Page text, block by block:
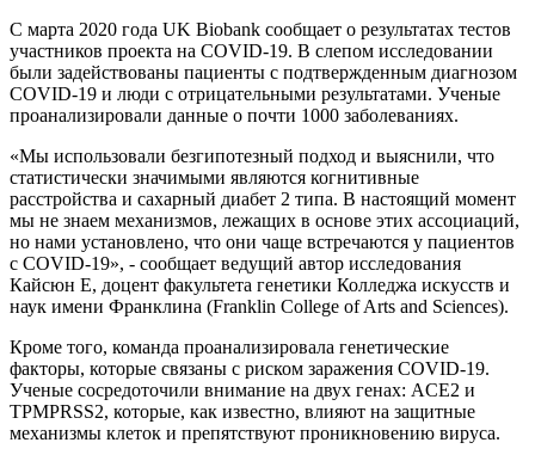
С марта 2020 года UK Biobank сообщает о результатах тестов
участников проекта на COVID-19. В слепом исследовании
были задействованы пациенты с подтвержденным диагнозом
COVID-19 и люди с отрицательными результатами. Ученые
проанализировали данные о почти 1000 заболеваниях.
«Мы использовали безгипотезный подход и выяснили, что
статистически значимыми являются когнитивные
расстройства и сахарный диабет 2 типа. В настоящий момент
мы не знаем механизмов, лежащих в основе этих ассоциаций,
но нами установлено, что они чаще встречаются у пациентов
с COVID-19», - сообщает ведущий автор исследования
Кайсюн Е, доцент факультета генетики Колледжа искусств и
наук имени Франклина (Franklin College of Arts and Sciences).
Кроме того, команда проанализировала генетические
факторы, которые связаны с риском заражения COVID-19.
Ученые сосредоточили внимание на двух генах: ACE2 и
TPMPRSS2, которые, как известно, влияют на защитные
механизмы клеток и препятствуют проникновению вируса.